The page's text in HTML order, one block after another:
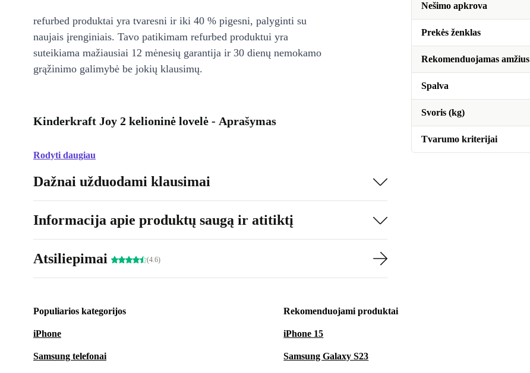
Nešimo apkrova
Prekės ženklas
Rekomenduojamas amžius
Spalva
Svoris (kg)
Tvarumo kriterijai
refurbed produktai yra tvaresni ir iki 40 % pigesni, palyginti su
naujais įrenginiais. Tavo patikimam refurbed produktui yra
suteikiama mažiausiai 12 mėnesių garantija ir 30 dienų nemokamo
grąžinimo galimybė be jokių klausimų.
Kinderkraft Joy 2 kelioninė lovelė - Aprašymas
Rodyti daugiau
Dažnai užduodami klausimai
Informacija apie produktų saugą ir atitiktį
Atsiliepimai (4.6)
Populiarios kategorijos
iPhone
Samsung telefonai
Rekomenduojami produktai
iPhone 15
Samsung Galaxy S23